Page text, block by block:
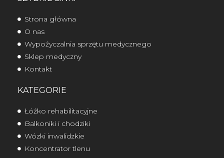
Strona główna
O nas
Wypożyczalnia sprzętu medycznego
Sklep medyczny
Kontakt
KATEGORIE
Łóżko rehabilitacyjne
Balkoniki i chodziki
Wózki inwalidzkie
Koncentrator tlenu